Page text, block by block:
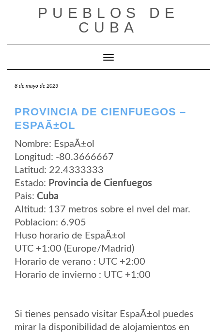
PUEBLOS DE
CUBA
Cambiar modo de navegación
8 de mayo de 2023
PROVINCIA DE CIENFUEGOS –
ESPAÃ±OL
Nombre: EspaÃ±ol
Longitud: -80.3666667
Latitud: 22.4333333
Estado: Provincia de Cienfuegos
Pais: Cuba
Altitud: 137 metros sobre el nvel del mar.
Poblacion: 6.905
Huso horario de EspaÃ±ol
UTC +1:00 (Europe/Madrid)
Horario de verano : UTC +2:00
Horario de invierno : UTC +1:00
Si tienes pensado visitar EspaÃ±ol puedes
mirar la disponibilidad de alojamientos en